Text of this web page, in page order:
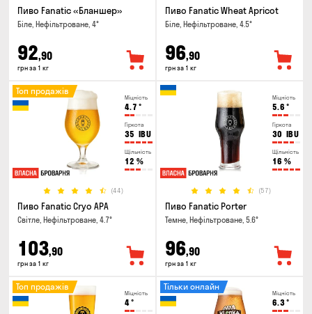
Пиво Fanatic «Бланшер»
Біле, Нефільтроване, 4°
92,90
грн за 1 кг
Пиво Fanatic Wheat Apricot
Біле, Нефільтроване, 4.5°
96,90
грн за 1 кг
Міцність
4.7 °
Гіркота
35 IBU
Щільність
12 %
(44)
Топ продажів
Пиво Fanatic Cryo APA
Світле, Нефільтроване, 4.7°
103,90
грн за 1 кг
Міцність
5.6 °
Гіркота
30 IBU
Щільність
16 %
(57)
Пиво Fanatic Porter
Темне, Нефільтроване, 5.6°
96,90
грн за 1 кг
Міцність
4°
Топ продажів
Міцність
6.3°
Тільки онлайн